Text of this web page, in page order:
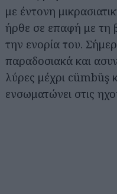
με έντονη
ήρθε σε επαφή με τη
την ενορία του.
παραδοσιακά και
λύρες μέχρι cümbüş
ενσωματώνει στις